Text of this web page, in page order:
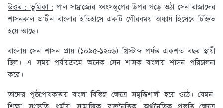
উত্তর : ভূমিকা :পাল সাম্রাজ্যের ধ্বংসস্তূপের উপর গড়ে ওঠা সেন রাজাদের
শাসনকাল প্রাচীন বাংলার ইতিহাসে একটি গৌরবময় অধ্যায় হিসেবে চিহ্নিত
হয়ে আছে।
বাংলায় সেন শাসন প্রায় (১০৯৫-১২০৬) খ্রিস্টাব্দ পর্যন্ত একশত বছর স্থায়ী
ছিল। এ সময় পর্যায়ক্রমে অনেক সেন শাসক বাংলায় শাসন পরিচালনা
করে।
তাদের পৃষ্ঠপোষকতায় বাংলা বিভিন্ন ক্ষেত্রে সমৃদ্ধিশালী হয়ে ওঠে। যেমন-